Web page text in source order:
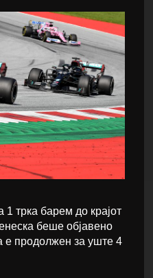
трка барем до крајот
беше објавено
е продолжен за уште 4